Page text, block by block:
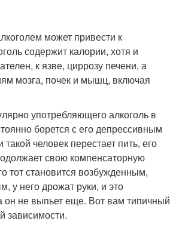
может привести к
содержит калории, хотя и
к язве, циррозу печени, а
мозга, почек и мышц, включая
употребляющего алкоголь в
борется с его депрессивным
человек перестает пить, его
свою компенсаторную
тот становится возбужденным,
у него дрожат руки, и это
он не выпьет еще. Вот вам типичный
зависимости.